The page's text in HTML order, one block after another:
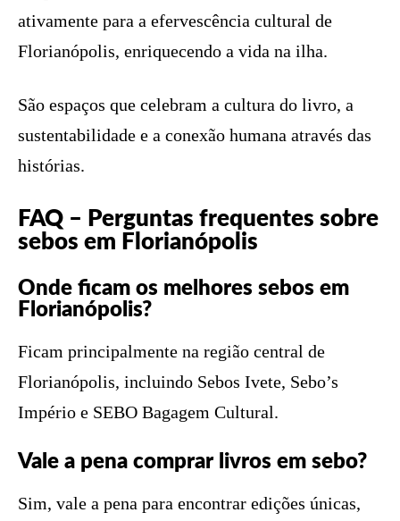
ativamente para a efervescência cultural de
Florianópolis, enriquecendo a vida na ilha.
São espaços que celebram a cultura do livro, a
sustentabilidade e a conexão humana através das
histórias.
FAQ – Perguntas frequentes sobre
sebos em Florianópolis
Onde ficam os melhores sebos em
Florianópolis?
Ficam principalmente na região central de
Florianópolis, incluindo Sebos Ivete, Sebo’s
Império e SEBO Bagagem Cultural.
Vale a pena comprar livros em sebo?
Sim, vale a pena para encontrar edições únicas,